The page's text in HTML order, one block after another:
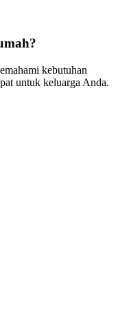
kebutuhan
untuk keluarga Anda.